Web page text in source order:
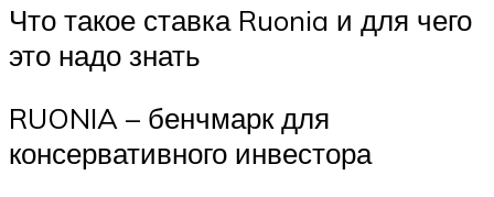
Что такое ставка Ruonia и для чего
это надо знать
RUONIA – бенчмарк для
консервативного инвестора